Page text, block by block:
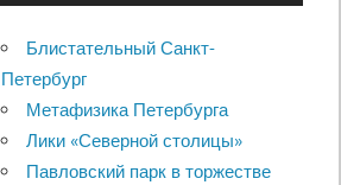
Блистательный Санкт-
Петербург
Метафизика Петербурга
Лики «Северной столицы»
Павловский парк в торжестве